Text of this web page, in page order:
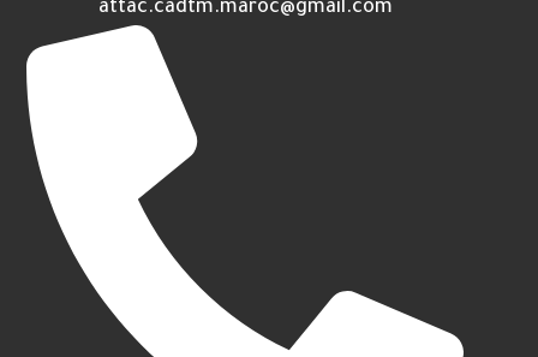
attac.cadtm.maroc@gmail.com